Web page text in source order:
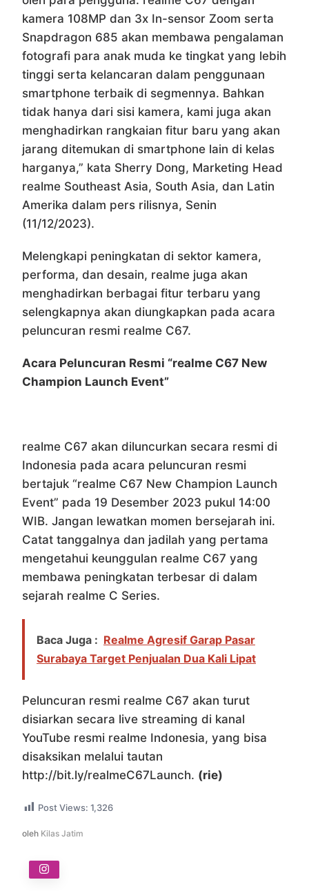
kamera 108MP dan 3x In-sensor Zoom serta
Snapdragon 685 akan membawa pengalaman
fotografi para anak muda ke tingkat yang lebih
tinggi serta kelancaran dalam penggunaan
smartphone terbaik di segmennya. Bahkan
tidak hanya dari sisi kamera, kami juga akan
menghadirkan rangkaian fitur baru yang akan
jarang ditemukan di smartphone lain di kelas
harganya,” kata Sherry Dong, Marketing Head
realme Southeast Asia, South Asia, dan Latin
Amerika dalam pers rilisnya, Senin
(11/12/2023).
Melengkapi peningkatan di sektor kamera,
performa, dan desain, realme juga akan
menghadirkan berbagai fitur terbaru yang
selengkapnya akan diungkapkan pada acara
peluncuran resmi realme C67.
Acara Peluncuran Resmi “realme C67 New
Champion Launch Event”
realme C67 akan diluncurkan secara resmi di
Indonesia pada acara peluncuran resmi
bertajuk “realme C67 New Champion Launch
Event” pada 19 Desember 2023 pukul 14:00
WIB. Jangan lewatkan momen bersejarah ini.
Catat tanggalnya dan jadilah yang pertama
mengetahui keunggulan realme C67 yang
membawa peningkatan terbesar di dalam
sejarah realme C Series.
Baca Juga : Realme Agresif Garap Pasar
Surabaya Target Penjualan Dua Kali Lipat
Peluncuran resmi realme C67 akan turut
disiarkan secara live streaming di kanal
YouTube resmi realme Indonesia, yang bisa
disaksikan melalui tautan
http://bit.ly/realmeC67Launch. (rie)
Post Views: 1,326
oleh Kilas Jatim